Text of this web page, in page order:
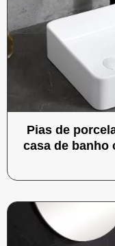
Pias de
casa de banho